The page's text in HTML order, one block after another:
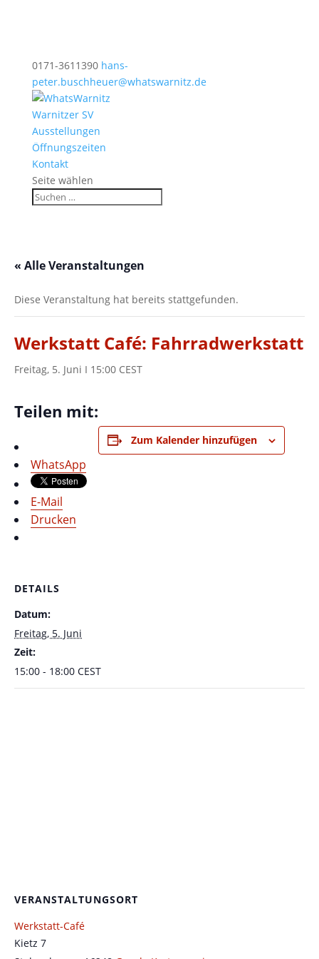
0171-3611390 hans-
peter.buschheuer@whatswarnitz.de
Warnitzer SV
Ausstellungen
Öffnungszeiten
Kontakt
Seite wählen
« Alle Veranstaltungen
Diese Veranstaltung hat bereits stattgefunden.
Werkstatt Café: Fahrradwerkstatt
Freitag, 5. Juni I 15:00 CEST
Teilen mit:
WhatsApp
E-Mail
Drucken
Zum Kalender hinzufügen
DETAILS
Datum:
Freitag, 5. Juni
Zeit:
15:00 - 18:00 CEST
VERANSTALTUNGSORT
Werkstatt-Café
Kietz 7